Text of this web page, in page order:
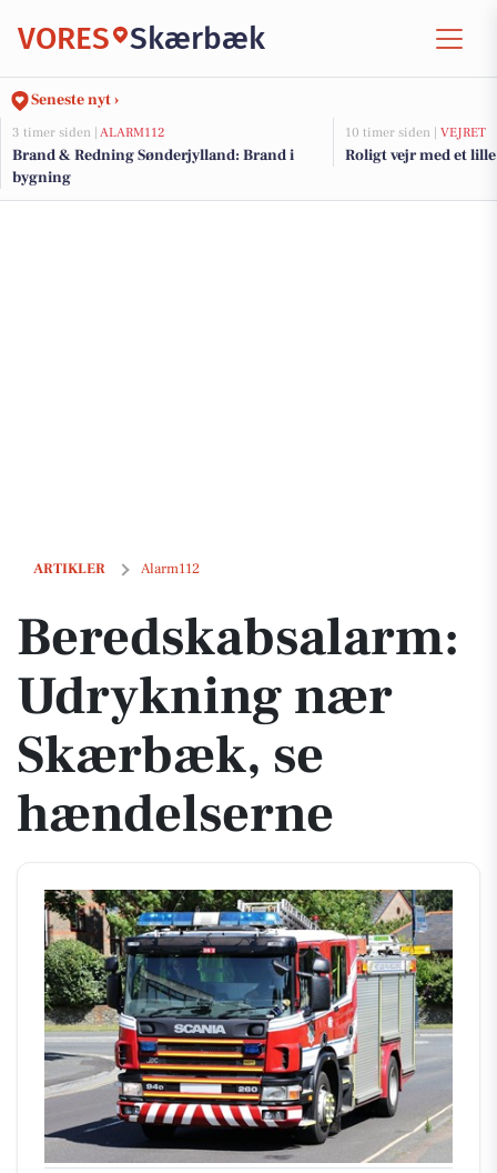
VORES Skærbæk
Seneste nyt ›
3 timer siden | ALARM112
Brand & Redning Sønderjylland: Brand i
bygning
10 timer siden | VEJRET
Roligt vejr med et
ARTIKLER Alarm112
Beredskabsalarm: Udrykning nær Skærbæk, se hændelserne
Beredskabsalarm:
Udrykning nær
Skærbæk, se
hændelserne